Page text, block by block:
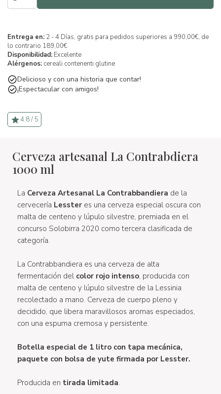
Entrega en: 2 - 4 Días, gratis para pedidos superiores a 990,00€, de
lo contrario 189,00€
Disponibilidad: Excelente
Alérgenos: cereali contenenti glutine
Delicioso y con una historia que contar!
¡Espectacular con amigos!
4.8 / 5
Cerveza artesanal La Contrabdiera
1000 ml
La Cerveza Artesanal La Contrabbandiera de la
cervecería Lesster es una cerveza especial oscura con
malta de centeno y lúpulo silvestre, premiada en el
concurso Solobirra 2020 como tercera clasificada de
categoría.
La Contrabbandiera es una cerveza de alta
fermentación del color rojo intenso, producida con
malta de centeno y lúpulo silvestre de la Lessinia
recolectado a mano. Cerveza de cuerpo pleno y
decidido, que libera maravillosos aromas especiados,
con una espuma cremosa y persistente.
Botella especial de 1 litro con tapa mecánica,
paquete con bolsa de yute firmada por Lesster.
Producida en tirada limitada.